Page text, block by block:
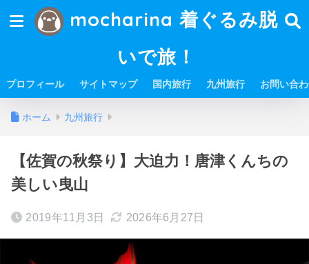
mocharina 着ぐるみ脱
いで旅！
プロフィール サイトマップ 国内旅行 九州旅行 お問い合
ホーム 九州旅行
【佐賀の秋祭り】大迫力！唐津くんちの
美しい曳山
2019年11月3日 2026年6月27日